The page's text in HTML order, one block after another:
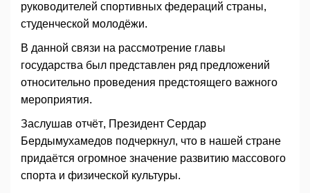
руководителей спортивных федераций страны,
студенческой молодёжи.
В данной связи на рассмотрение главы
государства был представлен ряд предложений
относительно проведения предстоящего важного
мероприятия.
Заслушав отчёт, Президент Сердар
Бердымухамедов подчеркнул, что в нашей стране
придаётся огромное значение развитию массового
спорта и физической культуры.